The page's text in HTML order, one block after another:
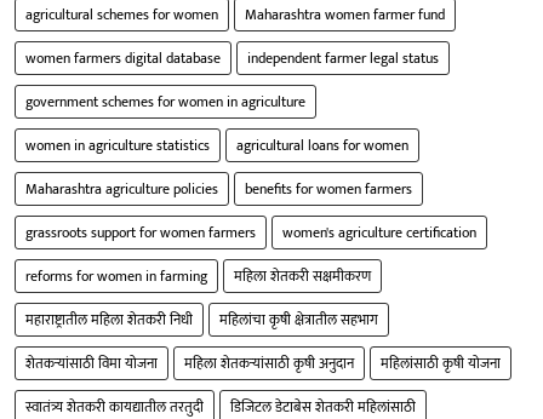
agricultural schemes for women
Maharashtra women farmer fund
women farmers digital database
independent farmer legal status
government schemes for women in agriculture
women in agriculture statistics
agricultural loans for women
Maharashtra agriculture policies
benefits for women farmers
grassroots support for women farmers
women's agriculture certification
reforms for women in farming
महिला शेतकरी सक्षमीकरण
महाराष्ट्रातील महिला शेतकरी निधी
महिलांचा कृषी क्षेत्रातील सहभाग
शेतकऱ्यांसाठी विमा योजना
महिला शेतकऱ्यांसाठी कृषी अनुदान
महिलांसाठी कृषी योजना
स्वातंत्र्य शेतकरी कायद्यातील तरतुदी
डिजिटल डेटाबेस शेतकरी महिलांसाठी